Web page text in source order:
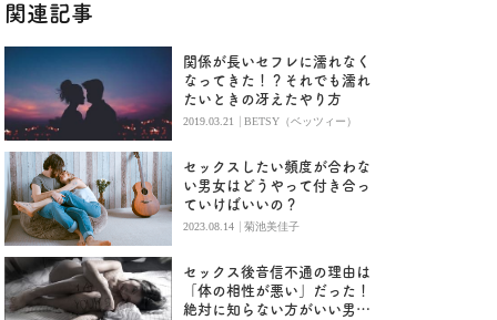
関連記事
関係が長いセフレに濡れなく
なってきた！？それでも濡れ
たいときの冴えたやり方
2019.03.21 | BETSY（ベッツィー）
セックスしたい頻度が合わな
い男女はどうやって付き合っ
ていけばいいの？
2023.08.14 | 菊池美佳子
セックス後音信不通の理由は
「体の相性が悪い」だった！
絶対に知らない方がいい男の